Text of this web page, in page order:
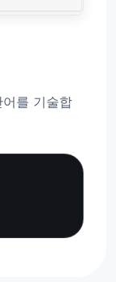
를 기술합